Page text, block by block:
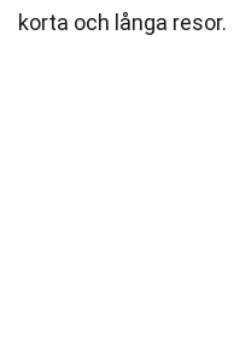
korta och långa resor.